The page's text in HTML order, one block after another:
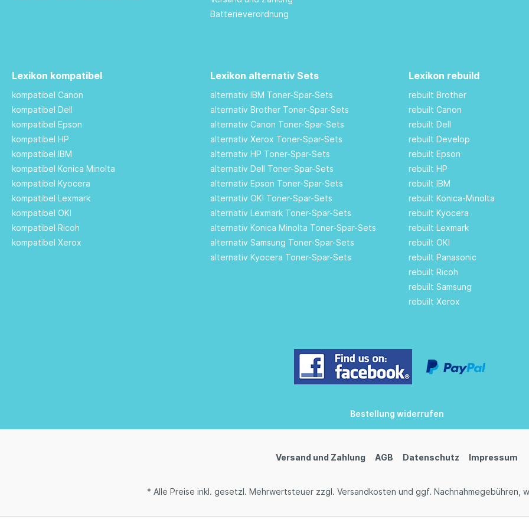
Batterieverordnung
Lexikon kompatibel
kompatibel Canon
kompatibel Dell
kompatibel Epson
kompatibel HP
kompatibel IBM
kompatibel Konica Minolta
kompatibel Kyocera
kompatibel Lexmark
kompatibel OKI
kompatibel Ricoh
kompatibel Xerox
Lexikon alternativ Sets
alternativ IBM Toner-Spar-Sets
alternativ Brother Toner-Spar-Sets
alternativ Canon Toner-Spar-Sets
alternativ Xerox Toner-Spar-Sets
alternativ HP Toner-Spar-Sets
alternativ Dell Toner-Spar-Sets
alternativ Epson Toner-Spar-Sets
alternativ OKI Toner-Spar-Sets
alternativ Lexmark Toner-Spar-Sets
alternativ Konica Minolta Toner-Spar-Sets
alternativ Samsung Toner-Spar-Sets
alternativ Kyocera Toner-Spar-Sets
Lexikon rebuild
rebuilt Brother
rebuilt Canon
rebuilt Dell
rebuilt Develop
rebuilt Epson
rebuilt HP
rebuilt IBM
rebuilt Konica-Minolta
rebuilt Kyocera
rebuilt Lexmark
rebuilt OKI
rebuilt Panasonic
rebuilt Ricoh
rebuilt Samsung
rebuilt Xerox
Bestellung widerrufen
Versand und Zahlung AGB Datenschutz Impressum
* Alle Preise inkl. gesetzl. Mehrwertsteuer zzgl. Versandkosten und ggf. Nachnahmegebühren,